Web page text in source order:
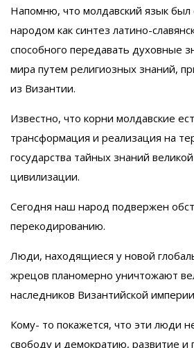
Напомню, что молдавский язык был
народом как синтез латино-
способного передавать духовные
мира путем религиозных знаний,
из Византии.
Известно, что корни молдавские
трансформация и реализация на
государства тайных знаний
цивилизации.
Сегодня наш народ подвержен
перекодированию.
Люди, находящиеся у новой
жрецов планомерно уничтожают
наследников Византийской
Кому- то покажется, что эти люди
свободу и демократию, развитие и